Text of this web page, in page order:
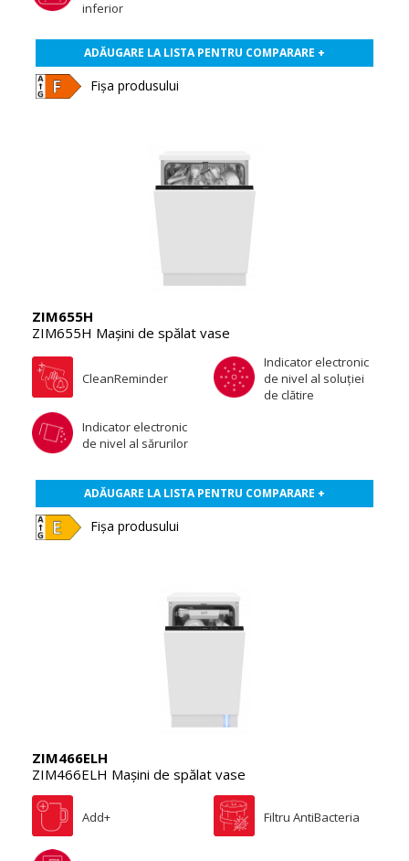
inferior
ADĂUGARE LA LISTA PENTRU COMPARARE +
Fișa produsului
ZIM655H
ZIM655H Maşini de spălat vase
CleanReminder
Indicator electronic
de nivel al soluţiei
de clătire
Indicator electronic
de nivel al sărurilor
ADĂUGARE LA LISTA PENTRU COMPARARE +
Fișa produsului
ZIM466ELH
ZIM466ELH Maşini de spălat vase
Add+ Filtru AntiBacteria